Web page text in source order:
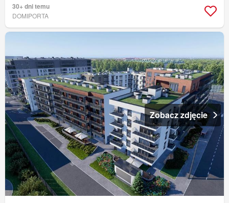
30+ dni temu
DOMIPORTA
Zobacz zdjęcie